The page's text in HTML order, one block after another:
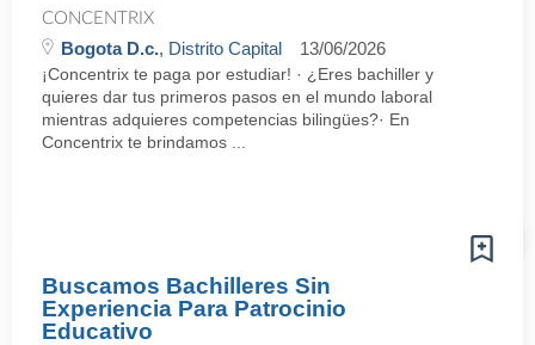
CONCENTRIX
Bogota D.c., Distrito Capital 13/06/2026
¡Concentrix te paga por estudiar! · ¿Eres bachiller y
quieres dar tus primeros pasos en el mundo laboral
mientras adquieres competencias bilingües?· En
Concentrix te brindamos ...
Buscamos Bachilleres Sin
Experiencia Para Patrocinio
Educativo